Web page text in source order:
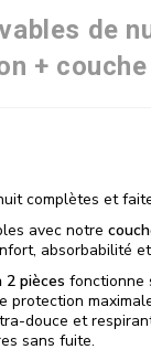
de
+
complètes et
avec notre
absorbabilité
2 pièces fonctionne
protection
douce et
sans fuite.